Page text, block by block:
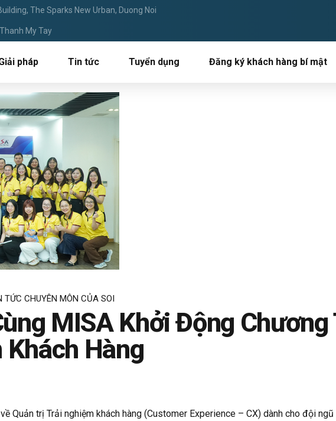
The Sparks New Urban, Duong Noi
My Tay
pháp Tin tức Tuyển dụng Đăng ký khách hàng bí mật
TỨC CHUYÊN MÔN CỦA SOI
MISA Khởi Động
Hàng
Quản trị Trải nghiệm khách hàng (Customer Experience – CX) dành cho đội